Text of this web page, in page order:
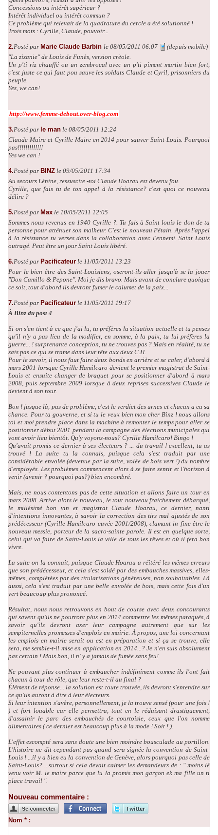
Concessions ou intérêt supérieur ?
Intérêt individuel ou intérêt commun ?
Ce problème qui relevait de la quadrature du cercle a été solutionné !
Trois mots : Cyrille, Claude, pouvoir...
2.Posté par Marie Claude Barbin le 08/05/2011 06:07
(depuis mobile)
"La zizanie" de Louis de Funès, version crèole.
Un p'ti riz chauffé ou un zembrocal avec un p'ti piment martin bien fort,
c'est juste ce qui faut pou sauve les soldats Claude et Cyril, prisonniers du
peuple.
Yes, we can!
http://www.femme-debout.over-blog.com
3.Posté par le man le 08/05/2011 12:24
Claude Maire et Cyrille Maire en 2014 pour sauver Saint-Louis. Pourquoi
pas!!!!!!!!!!!!!
Yes we can !
4.Posté par BINZ le 09/05/2011 17:34
Au secours Lénine, ressuscite -toi Claude Hoarau est devenu fou.
Cyrille, que fais tu de ton appel à la résistance? c'est quoi ce nouveau
délire ?
5.Posté par Max le 10/05/2011 12:05
Sommes nous revenus en 1940 Cyrille ?. Tu fais à Saint louis le don de ta
personne pour atténuer son malheur. C'est le nouveau Pétain. Après l'appel
à la résistance tu verses dans la collaboration avec l'ennemi. Saint Louis
outragé. Peut être un jour Saint Louis libéré.
6.Posté par Pacificateur le 11/05/2011 13:23
Pour le bien être des Saint-Louisiens, oseront-ils aller jusqu'à se la jouer
"Don Camillo & Pepone". Moi je dis bravo. Mais avant de conclure quoique
ce soit, tout d'abord ils devront fumer le calumet de la paix...
7.Posté par Pacificateur le 11/05/2011 19:17
À Binz du post 4
Si on s'en tient à ce que j'ai lu, tu préfères la situation actuelle et tu penses
qu'il n'y a pas lieu de la modifier, en somme, à la paix, tu lui préfères la
guerre... ! surprenante conception, tu ne trouves pas ? Mais en réalité, tu ne
sais pas ce qui se trame dans leur tête aux deux C.H.
Pour le savoir, il nous faut faire deux bonds en arrière et se caler, d'abord à
mars 2001 lorsque Cyrille Hamilcaro devient le premier magistrat de Saint-
Louis et ensuite changer de braquet pour se positionner d'abord à mars
2008, puis septembre 2009 lorsque à deux reprises successives Claude le
devient à son tour.
Bon ! jusque là, pas de problème, c'est le verdict des urnes et chacun a eu sa
chance. Pour ta gouverne, et si tu le veux bien mon cher Binz ! nous allons
toi et moi prendre place dans la machine à remonter le temps pour aller se
positionner début 2001 pendant la campagne des élections municipales qui
vont avoir lieu bientôt. Qu'y voyons-nous? Cyrille Hamilcaro! Bingo !
Qu'avait promis ce dernier à ses électeurs ? ... du travail ! excellent, tu as
trouvé ! La suite tu la connais, puisque cela s'est traduit par une
considérable envolée (devenue par la suite, volée de bois vert !) du nombre
d'employés. Les problèmes commencent alors à se faire sentir et l'horizon à
venir (avenir ? pourquoi pas?) bien encombré.
Mais, ne nous contentons pas de cette situation et allons faire un tour en
mars 2008. Arrive alors le nouveau, le tout nouveau fraichement débarqué,
le millésimé bon vin et magistrat Claude Hoarau, ce dernier, nanti
d'intentions innovantes, à savoir la correction des tirs mal ajustés de son
prédécesseur (Cyrille Hamilcaro cuvée 2001/2008), clamant in fine être le
nouveau messie, porteur de la sacro-sainte parole. Il est en quelque sorte,
celui qui va faire de Saint-Louis la ville de tous les rêves et où il fera bon
vivre.
La suite on la connait, puisque Claude Hoarau a réitéré les mêmes erreurs
que son prédécesseur, et cela s'est soldé par des embauches massives, elles-
mêmes, complétées par des titularisations généreuses, non souhaitables. Là
aussi, cela s'est traduit par une belle envolée de bois, mais cette fois d'un
vert beaucoup plus prononcé.
Résultat, nous nous retrouvons en bout de course avec deux concourants
qui savent qu'ils ne pourront plus en 2014 commettre les mêmes pataquès, à
savoir qu'ils devront axer leur campagne autrement que sur les
sempiternelles promesses d'emplois en mairie. À propos, une loi concernant
les emplois en mairie serait ou est en préparation et si ça se trouve, elle
sera, me semble-t-il mise en application en 2014...? Je n'en suis absolument
pas certain ! Mais bon, il n' y a jamais de fumée sans feu!
Ne pouvant plus continuer à embaucher indéfiniment comme ils l'ont fait
chacun à tour de rôle, que leur reste-t-il au final ?
Élément de réponse... la solution est toute trouvée, ils devront s'entendre sur
ce qu'ils auront à dire à leur électeurs.
Si leur intention s'avère, personnellement, je la trouve sensé (pour une fois !
) et fort louable car elle permettra, tout en le réduisant drastiquement,
d'assainir le parc des embauchés de courtoisie, ceux que l'on nomme
alimentaires ( ce dernier est beaucoup plus à la mode ! Soit ! ).
L'effet escompté sera sans doute une bien moindre bousculade au portillon.
L'histoire ne dit cependant pas quand sera signée la convention de Saint-
Louis ! ...il y a bien eu la convention de Genève, alors pourquoi pas celle de
Saint-Louis? ...surtout si cela devait calmer les demandeurs de : " moins lé
venu voir M. le maire parce que lu la promis mon garçon ek ma fille un ti
place travail ".
Nouveau commentaire :
Nom * :